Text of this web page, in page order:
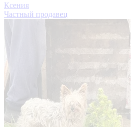
Ксения
Частный продавец